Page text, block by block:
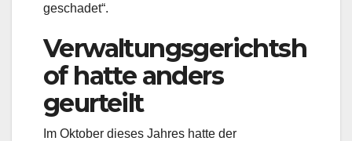
geschadet“.
Verwaltungsgerichtsh
of hatte anders
geurteilt
Im Oktober dieses Jahres hatte der